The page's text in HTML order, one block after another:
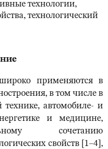
технологии,
технологический
применяются в
в том числе в
технике, автомобиле- и
и медицине,
сочетанию
свойств [1–4],